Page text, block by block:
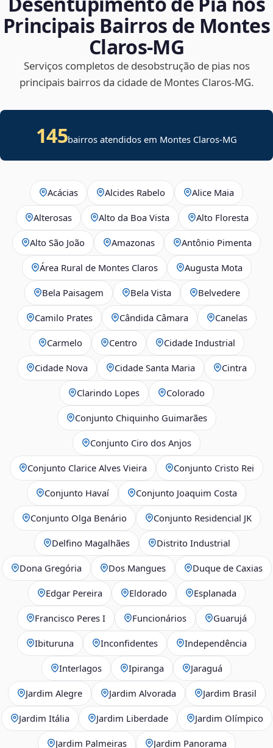
Principais Bairros de Montes
Claros‑MG
Serviços completos de desobstrução de pias nos
principais bairros da cidade de Montes Claros‑MG.
145bairros atendidos em Montes Claros-MG
Acácias Alcides Rabelo Alice Maia
Alterosas Alto da Boa Vista Alto Floresta
Alto São João Amazonas Antônio Pimenta
Área Rural de Montes Claros Augusta Mota
Bela Paisagem Bela Vista Belvedere
Camilo Prates Cândida Câmara Canelas
Carmelo Centro Cidade Industrial
Cidade Nova Cidade Santa Maria Cintra
Clarindo Lopes Colorado
Conjunto Chiquinho Guimarães
Conjunto Ciro dos Anjos
Conjunto Clarice Alves Vieira Conjunto Cristo Rei
Conjunto Havaí Conjunto Joaquim Costa
Conjunto Olga Benário Conjunto Residencial JK
Delfino Magalhães Distrito Industrial
Dona Gregória Dos Mangues Duque de Caxias
Edgar Pereira Eldorado Esplanada
Francisco Peres I Funcionários Guarujá
Ibituruna Inconfidentes Independência
Interlagos Ipiranga Jaraguá
Jardim Alegre Jardim Alvorada Jardim Brasil
Jardim Itália Jardim Liberdade Jardim Olímpico
Jardim Palmeiras Jardim Panorama